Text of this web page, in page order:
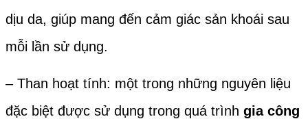
dịu da, giúp mang đến cảm giác sản khoái sau
mỗi lần sử dụng.
– Than hoạt tính: một trong những nguyên liệu
đặc biệt được sử dụng trong quá trình gia công